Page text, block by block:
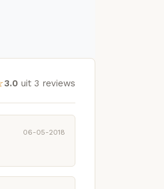
3.0 uit 3 reviews
06-05-2018